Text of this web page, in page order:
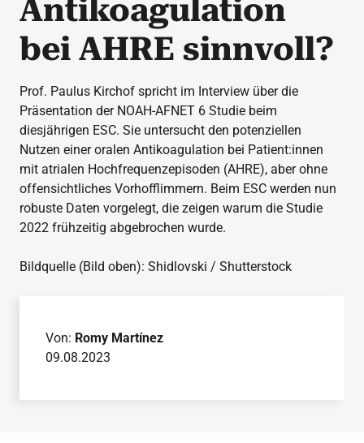
Antikoagulation
bei AHRE sinnvoll?
Prof. Paulus Kirchof spricht im Interview über die
Präsentation der NOAH-AFNET 6 Studie beim
diesjährigen ESC. Sie untersucht den potenziellen
Nutzen einer oralen Antikoagulation bei Patient:innen
mit atrialen Hochfrequenzepisoden (AHRE), aber ohne
offensichtliches Vorhofflimmern. Beim ESC werden nun
robuste Daten vorgelegt, die zeigen warum die Studie
2022 frühzeitig abgebrochen wurde.
Bildquelle (Bild oben): Shidlovski / Shutterstock
Von: Romy Martínez
09.08.2023